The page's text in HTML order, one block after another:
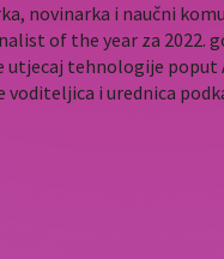
novinarka i naučni
of the year za
tehnologije poput
i urednica